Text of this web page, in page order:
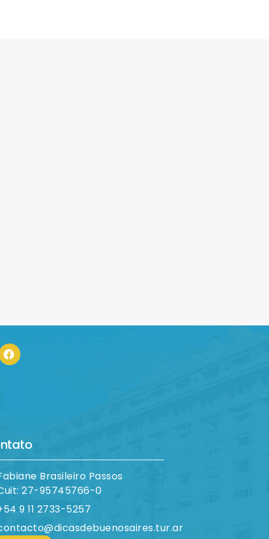
Brasileiro Passos
27-95745766-0
9 11 2733-5257